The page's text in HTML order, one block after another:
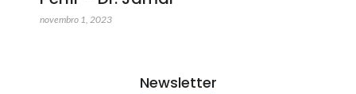
novembro 1, 2023
Newsletter